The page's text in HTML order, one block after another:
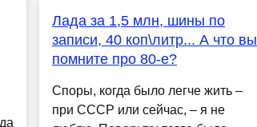
Лада за 1,5 млн, шины по
записи, 40 коп\литр... А что вы
помните про 80-е?
Споры, когда было легче жить –
при СССР или сейчас, – я не